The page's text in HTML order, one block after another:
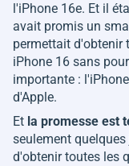
l'iPhone 16e. Et il
avait promis un
permettait d'obtenir
iPhone 16 sans
importante :
d'Apple.
Et la promesse est
seulement
d'obtenir toutes les